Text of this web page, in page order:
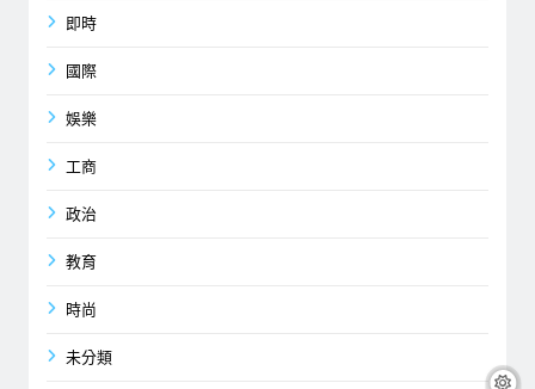
即時
國際
娛樂
工商
政治
教育
時尚
未分類